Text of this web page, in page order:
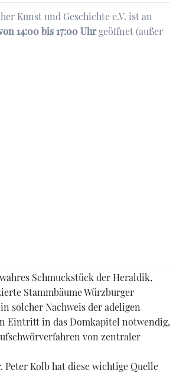
Kunst und Geschichte e.V. ist an
14:00 bis 17:00 Uhrgeöffnet (außer
Schmuckstück der Heraldik,
Stammbäume Würzburger
solcher Nachweis der adeligen
Eintritt in das Domkapitel notwendig,
von zentraler
Kolb hat diese wichtige Quelle